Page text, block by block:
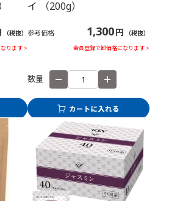
（税抜）
ります >
イ （200g）
参考価格 1,300円 （税抜）
会員登録で卸価格になります >
数量